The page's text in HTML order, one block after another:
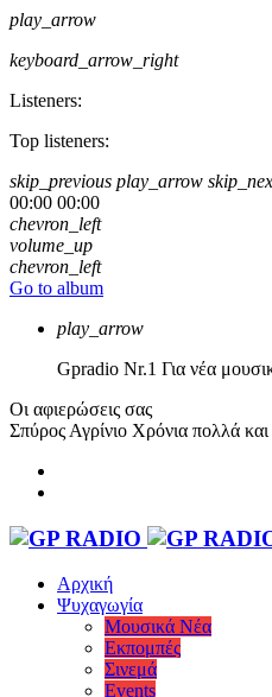
play_arrow
keyboard_arrow_right
Listeners:
Top listeners:
skip_previous play_arrow
00:00 00:00
chevron_left
volume_up
chevron_left
Go to album
play_arrow
Gpradio Nr.1 Για νέα
Οι αφιερώσεις σας
Σπύρος Αγρίνιο Χρόνια πολλά
Αρχική
Ψυχαγωγία
Μουσικά Νέα
Εκπομπές
Σινεμά
Events